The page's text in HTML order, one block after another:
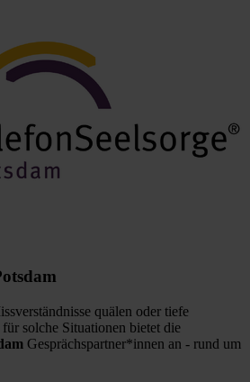
quälen oder tiefe
solche Situationen bietet die
Gesprächspartner*innen an - rund um